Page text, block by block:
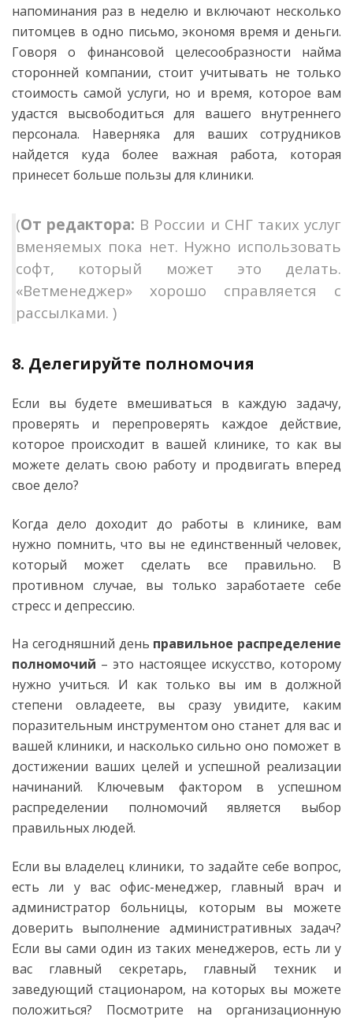
напоминания раз в неделю и включают несколько
питомцев в одно письмо, экономя время и деньги.
Говоря о финансовой целесообразности найма
сторонней компании, стоит учитывать не только
стоимость самой услуги, но и время, которое вам
удастся высвободиться для вашего внутреннего
персонала. Наверняка для ваших сотрудников
найдется куда более важная работа, которая
принесет больше пользы для клиники.
(От редактора: В России и СНГ таких услуг
вменяемых пока нет. Нужно использовать
софт, который может это делать.
«Ветменеджер» хорошо справляется с
рассылками. )
8. Делегируйте полномочия
Если вы будете вмешиваться в каждую задачу,
проверять и перепроверять каждое действие,
которое происходит в вашей клинике, то как вы
можете делать свою работу и продвигать вперед
свое дело?
Когда дело доходит до работы в клинике, вам
нужно помнить, что вы не единственный человек,
который может сделать все правильно. В
противном случае, вы только заработаете себе
стресс и депрессию.
На сегодняшний день правильное распределение
полномочий – это настоящее искусство, которому
нужно учиться. И как только вы им в должной
степени овладеете, вы сразу увидите, каким
поразительным инструментом оно станет для вас и
вашей клиники, и насколько сильно оно поможет в
достижении ваших целей и успешной реализации
начинаний. Ключевым фактором в успешном
распределении полномочий является выбор
правильных людей.
Если вы владелец клиники, то задайте себе вопрос,
есть ли у вас офис-менеджер, главный врач и
администратор больницы, которым вы можете
доверить выполнение административных задач?
Если вы сами один из таких менеджеров, есть ли у
вас главный секретарь, главный техник и
заведующий стационаром, на которых вы можете
положиться? Посмотрите на организационную